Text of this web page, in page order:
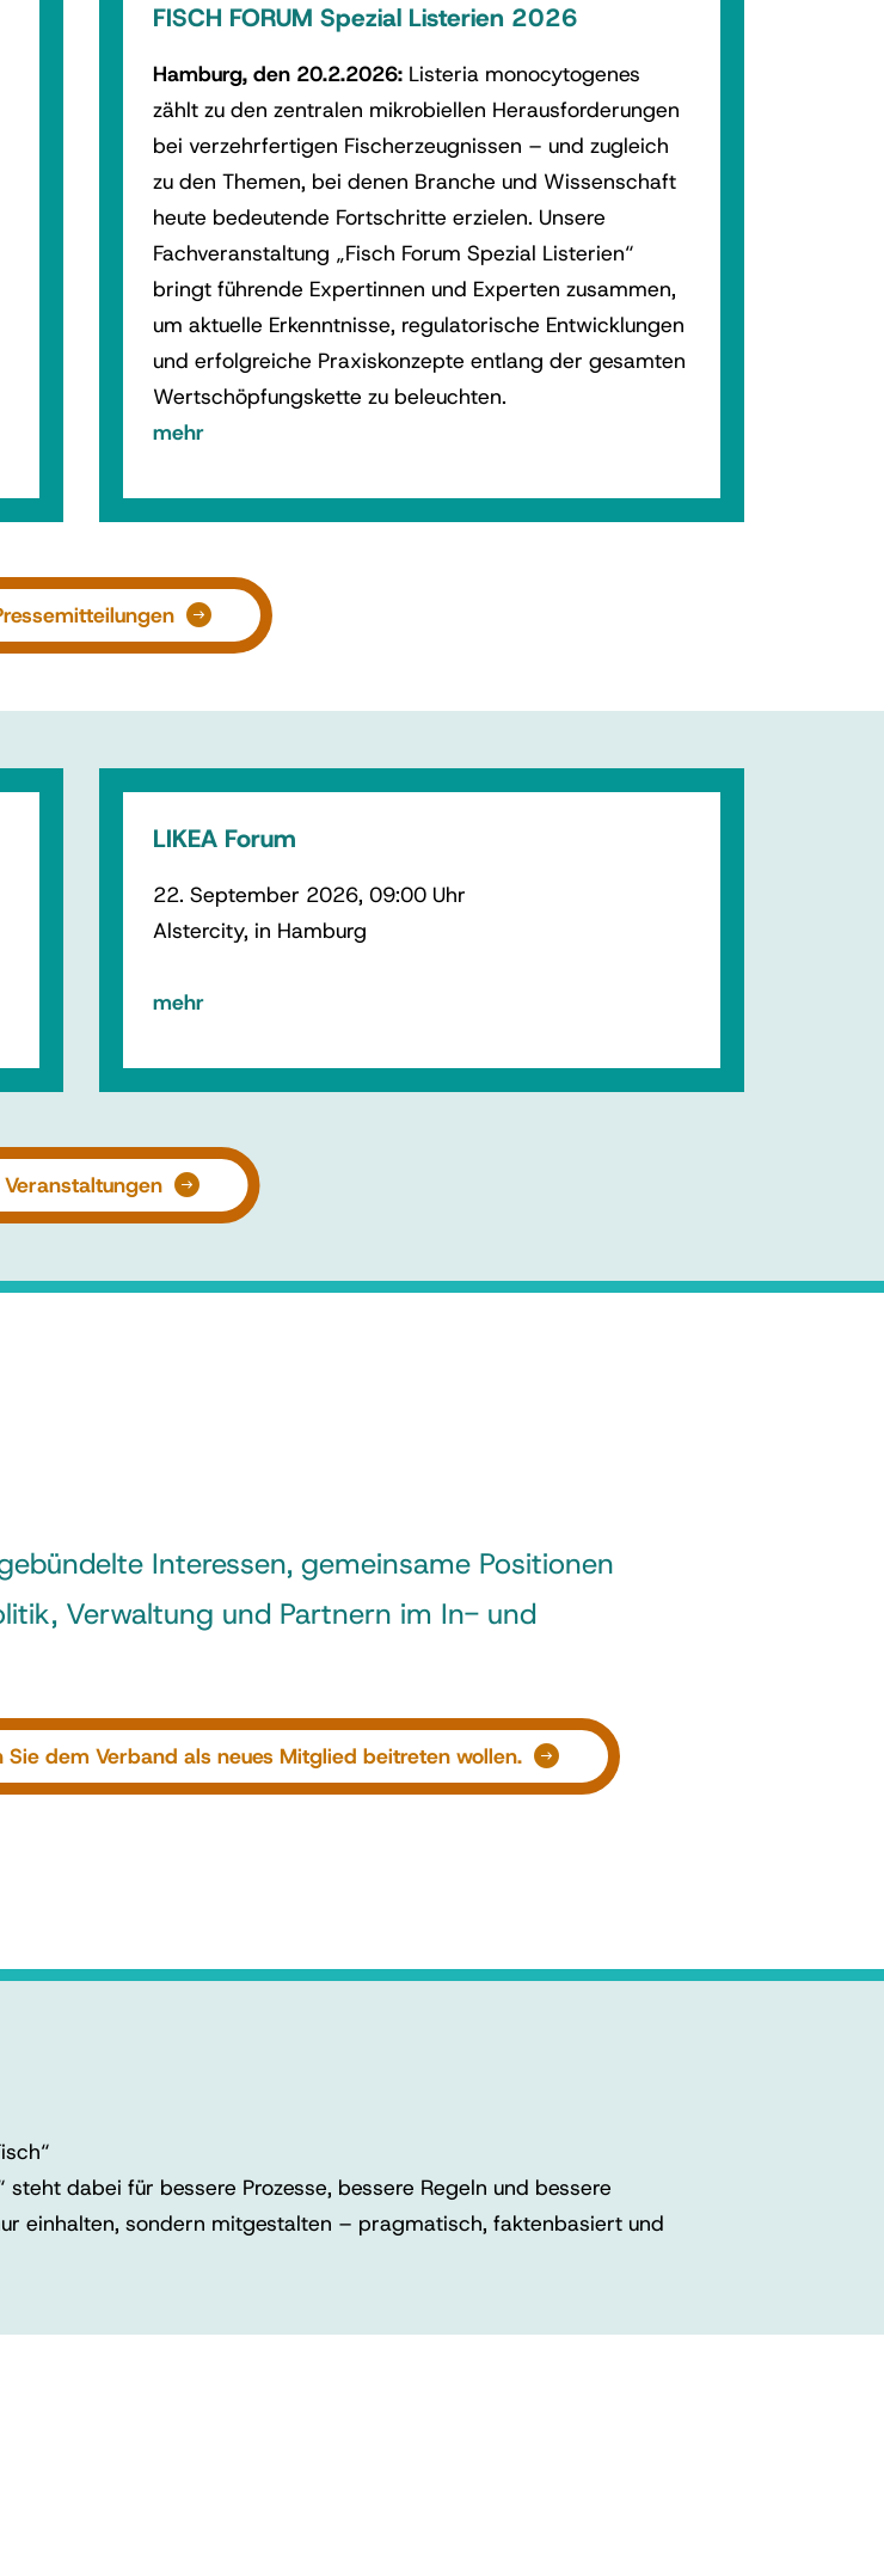
FISCH FORUM Spezial Listerien 2026
Hamburg, den 20.2.2026: Listeria monocytogenes
zählt zu den zentralen mikrobiellen Herausforderungen
bei verzehrfertigen Fischerzeugnissen – und zugleich
zu den Themen, bei denen Branche und Wissenschaft
heute bedeutende Fortschritte erzielen. Unsere
Fachveranstaltung „Fisch Forum Spezial Listerien“
bringt führende Expertinnen und Experten zusammen,
um aktuelle Erkenntnisse, regulatorische Entwicklungen
und erfolgreiche Praxiskonzepte entlang der gesamten
Wertschöpfungskette zu beleuchten.
mehr
LIKEA Forum
22. September 2026, 09:00 Uhr
Alstercity, in Hamburg
mehr
Interessen, gemeinsame Positionen
Verwaltung und Partnern im In- und
dem Verband als neues Mitglied beitreten wollen.
dabei für bessere Prozesse, bessere Regeln und bessere
einhalten, sondern mitgestalten – pragmatisch, faktenbasiert und